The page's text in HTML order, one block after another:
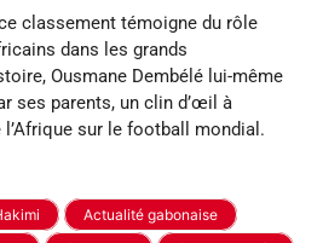
classement témoigne du rôle
dans les grands
Ousmane Dembélé lui-même
ses parents, un clin d’œil à
l’Afrique sur le football mondial.
Actualité gabonaise